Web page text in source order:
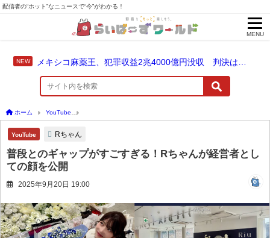
配信者の“ホット”なニュースで“今”がわかる！
MENU
ホーム YouTube
YouTube Rちゃん
普段とのギャップがすごすぎる！Rちゃんが経営者とし
ての顔を公開
2025年9月20日 19:00